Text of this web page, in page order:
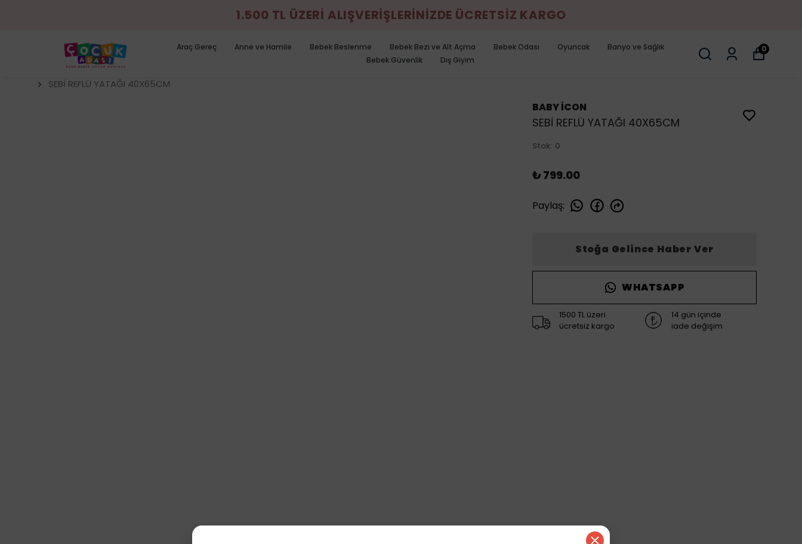
1.500 TL ÜZERİ ALIŞVERİŞLERİNİZDE ÜCRETSİZ KARGO
Araç Gereç Anne ve Hamile Bebek Beslenme Bebek Bezi ve Alt Açma Bebek Odası Oyuncak
Banyo ve Sağlık
Bebek Güvenlik
Dış Giyim
0
SEBİ REFLÜ YATAĞI 40X65CM
BABY İCON
SEBİ REFLÜ YATAĞI 40X65CM
Stok: 0
₺ 799.00
Paylaş:
Stoğa Gelince Haber Ver
WHATSAPP
1500 TL üzeri
ücretsiz kargo
14 gün içinde
iade değişim